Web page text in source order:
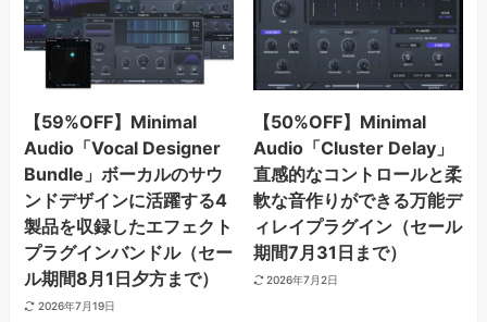
【59%OFF】Minimal
Audio「Vocal Designer
Bundle」ボーカルのサウ
ンドデザインに活躍する4
製品を収録したエフェクト
プラグインバンドル（セー
ル期間8月1日夕方まで）
2026年7月19日
【50%OFF】Minimal
Audio「Cluster Delay」
直感的なコントロールと柔
軟な音作りができる万能デ
ィレイプラグイン（セール
期間7月31日まで）
2026年7月2日